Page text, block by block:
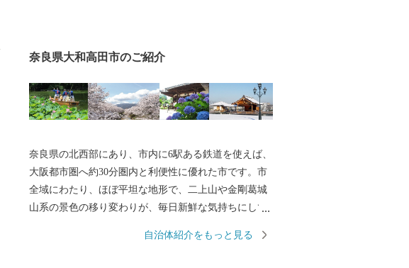
奈良県大和高田市のご紹介
奈良県の北西部にあり、市内に6駅ある鉄道を使えば、
大阪都市圏へ約30分圏内と利便性に優れた市です。市
全域にわたり、ほぼ平坦な地形で、二上山や金剛葛城
山系の景色の移り変わりが、毎日新鮮な気持ちにして
になると大中公園を中心に川の両岸南北2.5キロメート
自治体紹介をもっと見る